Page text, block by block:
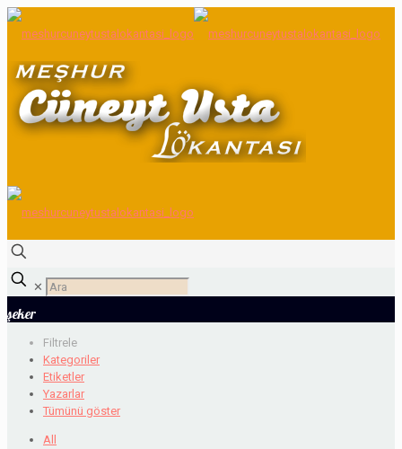
✕
şeker
Filtrele
Kategoriler
Etiketler
Yazarlar
Tümünü göster
All